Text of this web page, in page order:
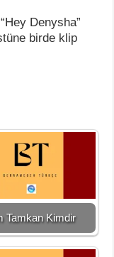
Denysha”
birde klip
Tamkan Kimdir